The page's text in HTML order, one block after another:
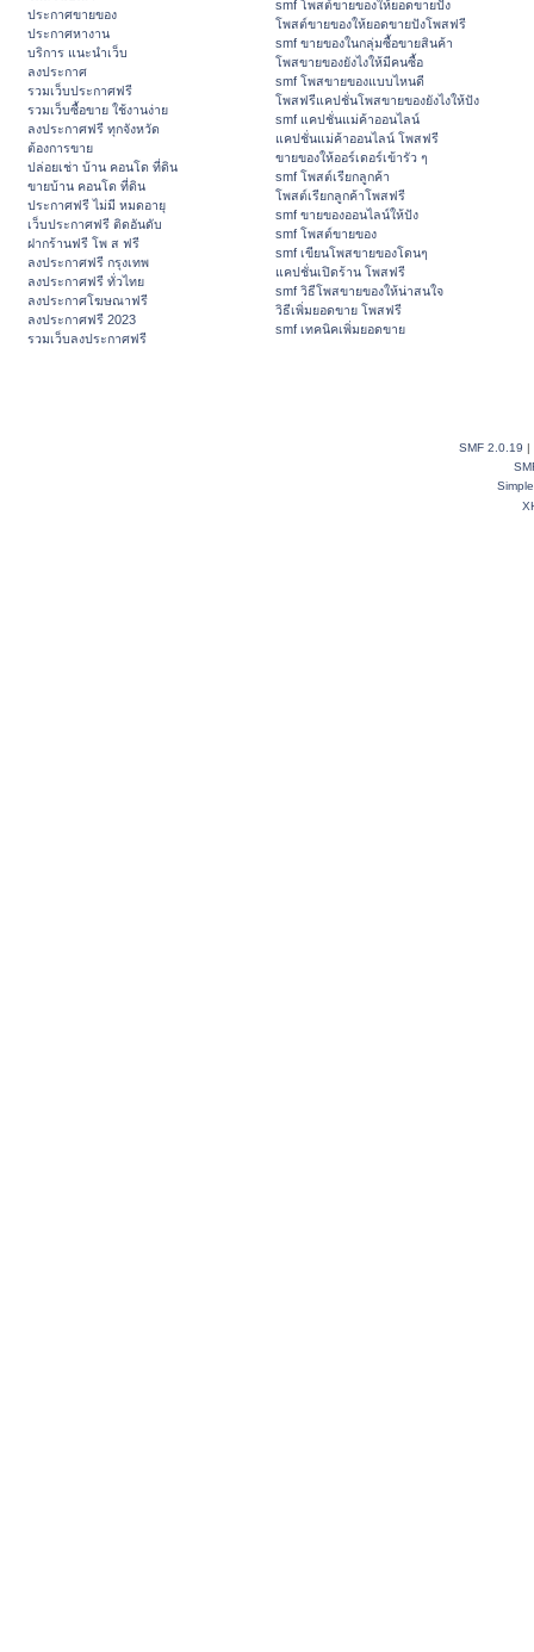
ประกาศขายของ
ประกาศหางาน
บริการ แนะนำเว็บ
ลงประกาศ
รวมเว็บประกาศฟรี
รวมเว็บซื้อขาย ใช้งานง่าย
ลงประกาศฟรี ทุกจังหวัด
ต้องการขาย
ปล่อยเช่า บ้าน คอนโด ที่ดิน
ขายบ้าน คอนโด ที่ดิน
ประกาศฟรี ไม่มี หมดอายุ
เว็บประกาศฟรี ติดอันดับ
ฝากร้านฟรี โพ ส ฟรี
ลงประกาศฟรี กรุงเทพ
ลงประกาศฟรี ทั่วไทย
ลงประกาศโฆษณาฟรี
ลงประกาศฟรี 2023
รวมเว็บลงประกาศฟรี
smf โพสต์ขายของให้ยอดขายปัง
โพสต์ขายของให้ยอดขายปังโพสฟรี
smf ขายของในกลุ่มซื้อขายสินค้า
โพสขายของยังไงให้มีคนซื้อ
smf โพสขายของแบบไหนดี
โพสฟรีแคปชั่นโพสขายของยังไงให้ปัง
smf แคปชั่นแม่ค้าออนไลน์
แคปชั่นแม่ค้าออนไลน์ โพสฟรี
ขายของให้ออร์เดอร์เข้ารัว ๆ
smf โพสต์เรียกลูกค้า
โพสต์เรียกลูกค้าโพสฟรี
smf ขายของออนไลน์ให้ปัง
smf โพสต์ขายของ
smf เขียนโพสขายของโดนๆ
แคปชั่นเปิดร้าน โพสฟรี
smf วิธีโพสขายของให้น่าสนใจ
วิธีเพิ่มยอดขาย โพสฟรี
smf เทคนิคเพิ่มยอดขาย
SMF 2.0.19 |